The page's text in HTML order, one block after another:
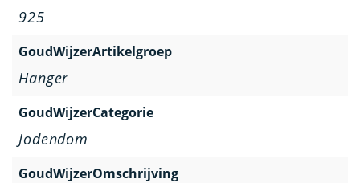
925
GoudWijzerArtikelgroep
Hanger
GoudWijzerCategorie
Jodendom
GoudWijzerOmschrijving